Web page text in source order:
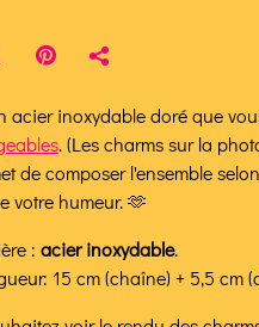
acier inoxydable doré que
. (Les charms sur la
de composer l'ensemble
votre humeur. 🫶
: acier inoxydable.
15 cm (chaîne) + 5,5 cm